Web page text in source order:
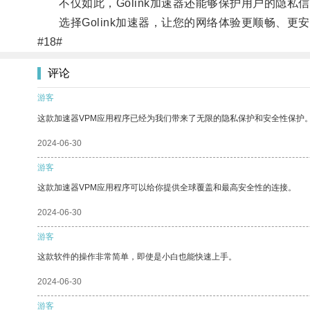
不仅如此，Golink加速器还能够保护用户的隐私信
选择Golink加速器，让您的网络体验更顺畅、更
#18#
评论
游客
这款加速器VPM应用程序已经为我们带来了无限的隐私保护和安全性保护
2024-06-30
游客
这款加速器VPM应用程序可以给你提供全球覆盖和最高安全性的连接。
2024-06-30
游客
这款软件的操作非常简单，即使是小白也能快速上手。
2024-06-30
游客